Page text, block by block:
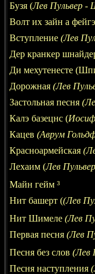
Бузя (Лев Пульвер -
Волт их зайн а
Вступление (Лев
Дер кранкер
Ди мехутенесте
Дорожная (Лев
Застольная песня
Калэ базецнс (
Кацев (Аврум
Красноармейская
Лехаим (Лев
Майн гейм ³
Нит башерт ((Лев
Нит Шимеле (Лев
Первая песня (Лев
Песня без слов (Лев
Песня наступления